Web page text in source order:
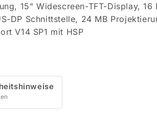
15" Widescreen-TFT-Display, 16
DP Schnittstelle, 24 MB
V14 SP1 mit HSP